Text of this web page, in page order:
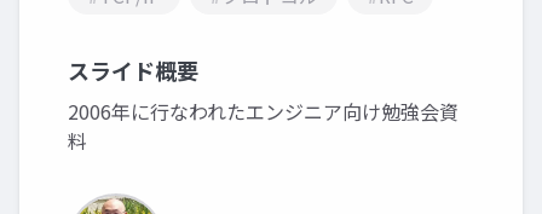
スライド概要
2006年に行なわれたエンジニア向け勉強会資
料